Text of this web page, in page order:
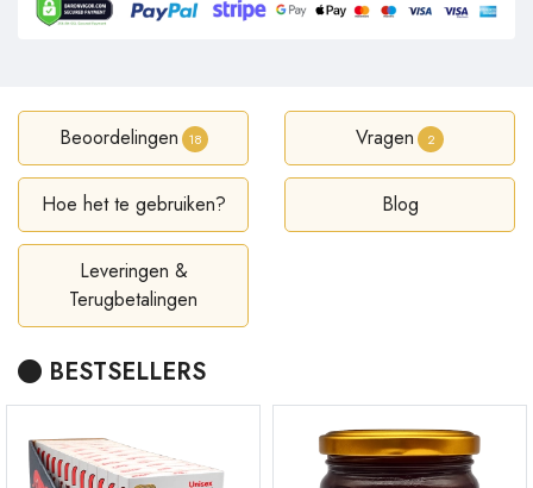
Beoordelingen 18 Vragen 2
Hoe het te gebruiken? Blog
Leveringen &
Terugbetalingen
BESTSELLERS